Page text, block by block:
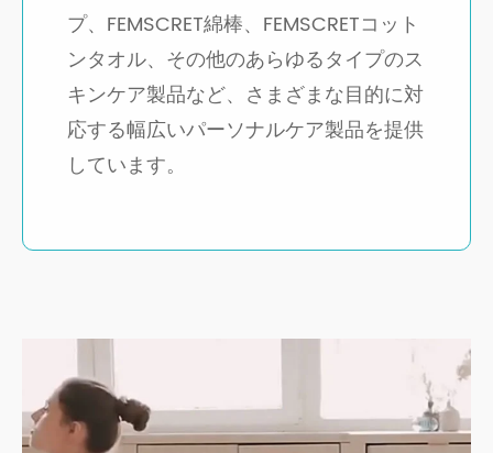
プ、FEMSCRET綿棒、FEMSCRETコット
ンタオル、その他のあらゆるタイプのス
キンケア製品など、さまざまな目的に対
応する幅広いパーソナルケア製品を提供
しています。